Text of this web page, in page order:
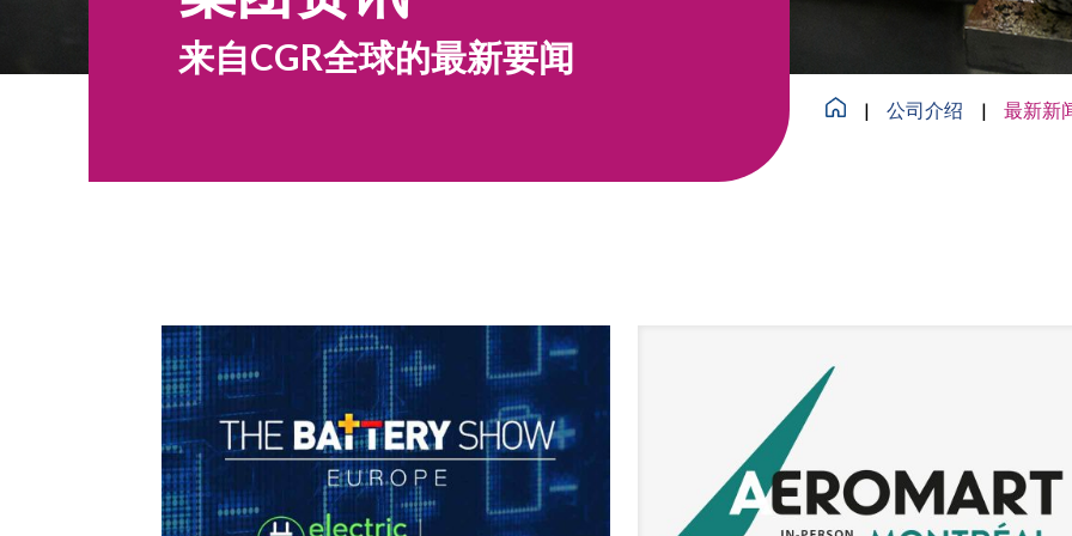
来自CGR全球的最新要闻
| 公司介绍 | 最新新